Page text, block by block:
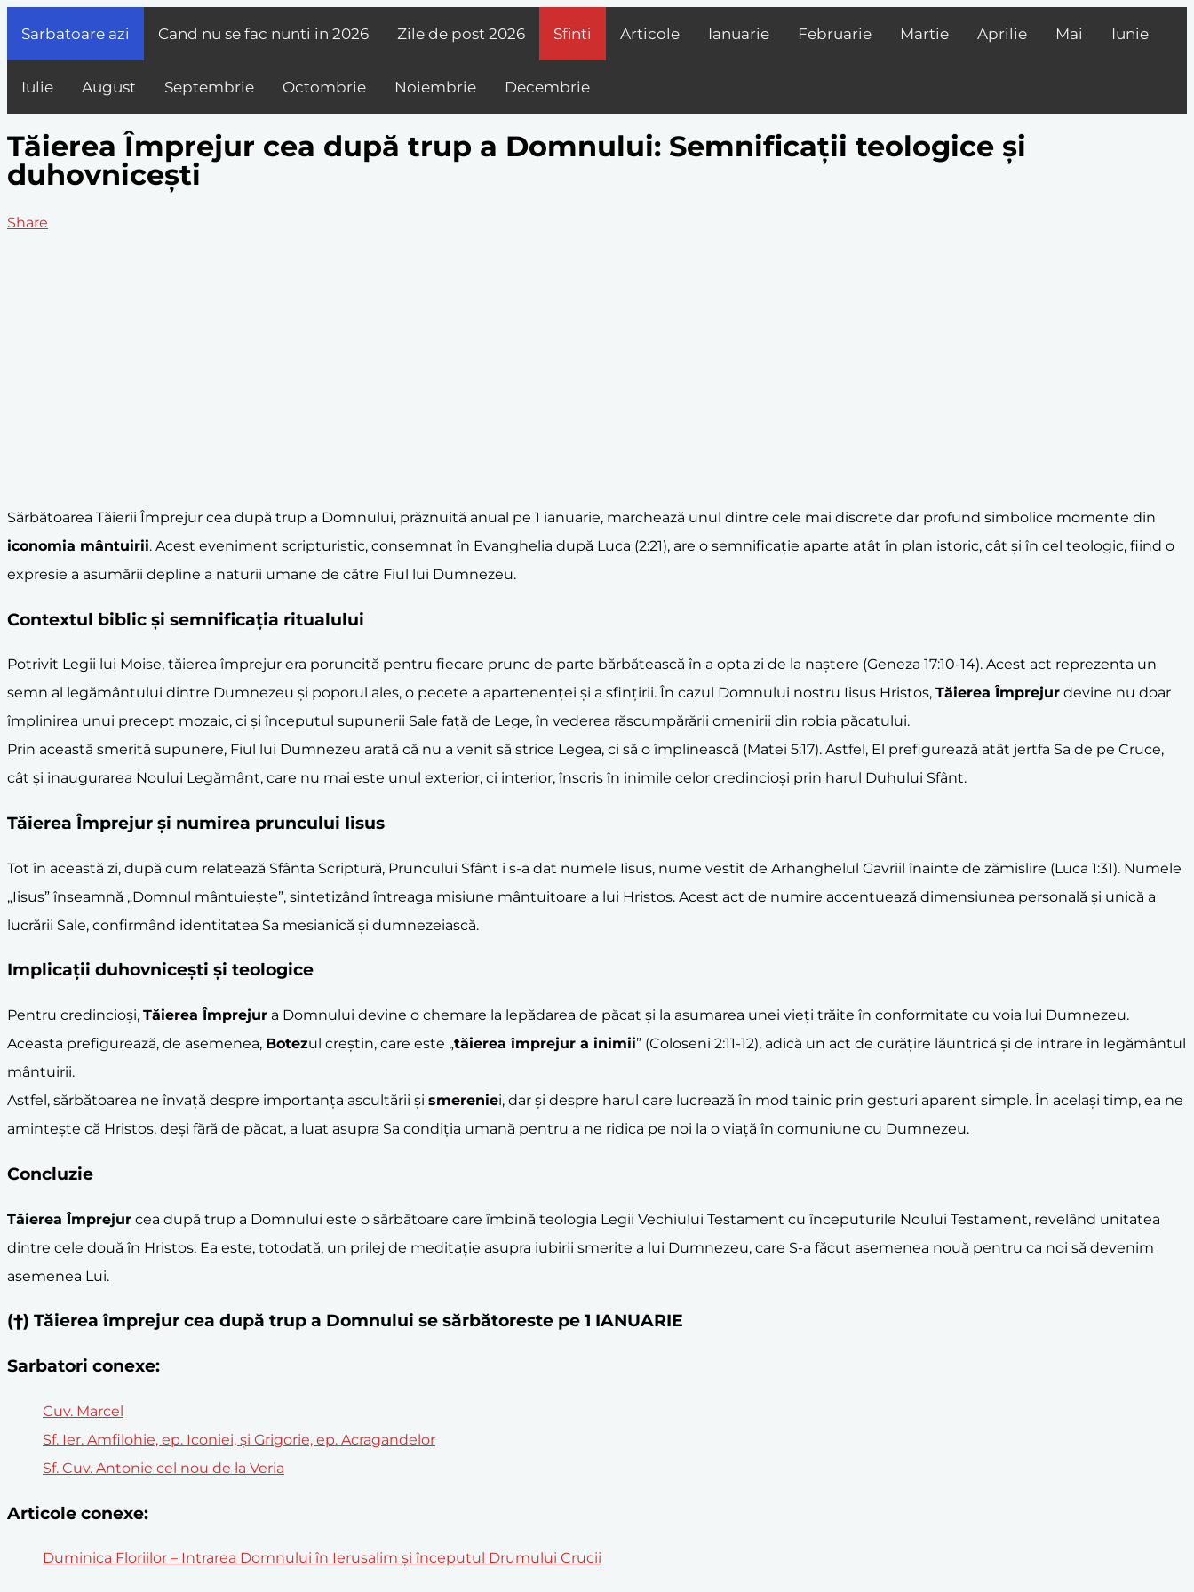
Sarbatoare azi Cand nu se fac nunti in 2026 Zile de post 2026 Sfinti Articole Ianuarie Februarie Martie Aprilie Mai Iunie
Iulie August Septembrie Octombrie Noiembrie Decembrie
Tăierea Împrejur cea după trup a Domnului: Semnificații teologice și
duhovnicești
Share
Sărbătoarea Tăierii Împrejur cea după trup a Domnului, prăznuită anual pe 1 ianuarie, marchează unul dintre cele mai discrete dar profund simbolice momente din
iconomia mântuirii. Acest eveniment scripturistic, consemnat în Evanghelia după Luca (2:21), are o semnificație aparte atât în plan istoric, cât și în cel teologic, fiind o
expresie a asumării depline a naturii umane de către Fiul lui Dumnezeu.
Contextul biblic și semnificația ritualului
Potrivit Legii lui Moise, tăierea împrejur era poruncită pentru fiecare prunc de parte bărbătească în a opta zi de la naștere (Geneza 17:10-14). Acest act reprezenta un
semn al legământului dintre Dumnezeu și poporul ales, o pecete a apartenenței și a sfințirii. În cazul Domnului nostru Iisus Hristos, Tăierea Împrejur devine nu doar
împlinirea unui precept mozaic, ci și începutul supunerii Sale față de Lege, în vederea răscumpărării omenirii din robia păcatului.
Prin această smerită supunere, Fiul lui Dumnezeu arată că nu a venit să strice Legea, ci să o împlinească (Matei 5:17). Astfel, El prefigurează atât jertfa Sa de pe Cruce,
cât și inaugurarea Noului Legământ, care nu mai este unul exterior, ci interior, înscris în inimile celor credincioși prin harul Duhului Sfânt.
Tăierea Împrejur și numirea pruncului Iisus
Tot în această zi, după cum relatează Sfânta Scriptură, Pruncului Sfânt i s-a dat numele Iisus, nume vestit de Arhanghelul Gavriil înainte de zămislire (Luca 1:31). Numele
„Iisus” înseamnă „Domnul mântuiește”, sintetizând întreaga misiune mântuitoare a lui Hristos. Acest act de numire accentuează dimensiunea personală și unică a
lucrării Sale, confirmând identitatea Sa mesianică și dumnezeiască.
Implicații duhovnicești și teologice
Pentru credincioși, Tăierea Împrejur a Domnului devine o chemare la lepădarea de păcat și la asumarea unei vieți trăite în conformitate cu voia lui Dumnezeu.
Aceasta prefigurează, de asemenea, Botezul creștin, care este „tăierea împrejur a inimii” (Coloseni 2:11-12), adică un act de curățire lăuntrică și de intrare în legământul
mântuirii.
Astfel, sărbătoarea ne învață despre importanța ascultării și smereniei, dar și despre harul care lucrează în mod tainic prin gesturi aparent simple. În același timp, ea ne
amintește că Hristos, deși fără de păcat, a luat asupra Sa condiția umană pentru a ne ridica pe noi la o viață în comuniune cu Dumnezeu.
Concluzie
Tăierea Împrejur cea după trup a Domnului este o sărbătoare care îmbină teologia Legii Vechiului Testament cu începuturile Noului Testament, revelând unitatea
dintre cele două în Hristos. Ea este, totodată, un prilej de meditație asupra iubirii smerite a lui Dumnezeu, care S-a făcut asemenea nouă pentru ca noi să devenim
asemenea Lui.
(†) Tăierea împrejur cea după trup a Domnului se sărbătoreste pe 1 IANUARIE
Sarbatori conexe:
Cuv. Marcel
Sf. Ier. Amfilohie, ep. Iconiei, şi Grigorie, ep. Acragandelor
Sf. Cuv. Antonie cel nou de la Veria
Articole conexe:
Duminica Floriilor – Intrarea Domnului în Ierusalim și începutul Drumului Crucii